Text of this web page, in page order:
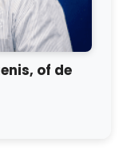
of de